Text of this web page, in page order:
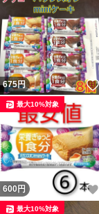
675円
600 円
最大10%対象
最大10%対象